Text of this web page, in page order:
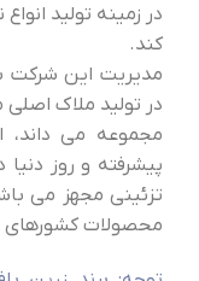
در زمینه تولید
کند.
مدیریت این شرکت
در تولید ملاک
مجموعه می داند،
پیشرفته و روز دنیا
تزئینی مجهز می
محصولات کشورهای